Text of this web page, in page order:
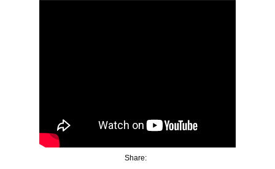
Share: